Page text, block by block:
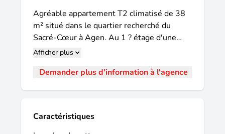
Agréable appartement T2 climatisé de 38
m² situé dans le quartier recherché du
Sacré-Cœur à Agen. Au 1 ? étage d'une
résidence sécurisée avec double ascenseur,
offre un cadre de vie confortable à
avec cuisine équipée, d'un séjour lumineux
donnant accès à une grande terrasse, d'une
Afficher plus
Demander plus d'information à l'agence
Caractéristiques